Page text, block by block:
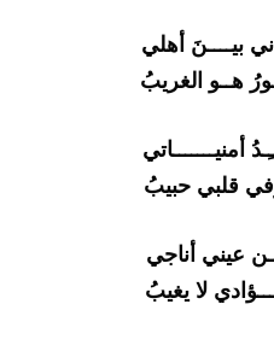
بيــــنَ أهلي
هــو الغريبُ
أمنيـــــــاتي
قلبي حبيبُ
عيني أناجي
لا يغيبُ